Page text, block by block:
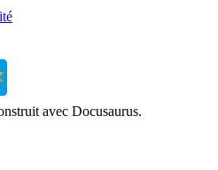
avec Docusaurus.